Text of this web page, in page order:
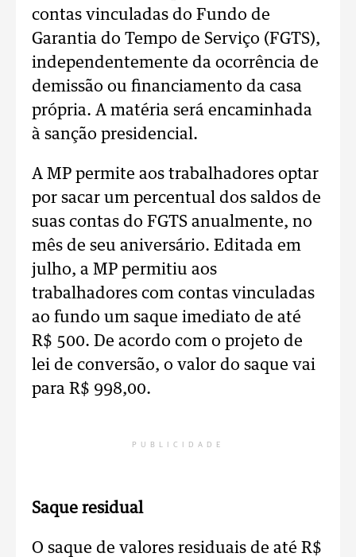
contas vinculadas do Fundo de
Garantia do Tempo de Serviço (FGTS),
independentemente da ocorrência de
demissão ou financiamento da casa
própria. A matéria será encaminhada
à sanção presidencial.
A MP permite aos trabalhadores optar
por sacar um percentual dos saldos de
suas contas do FGTS anualmente, no
mês de seu aniversário. Editada em
julho, a MP permitiu aos
trabalhadores com contas vinculadas
ao fundo um saque imediato de até
R$ 500. De acordo com o projeto de
lei de conversão, o valor do saque vai
para R$ 998,00.
PUBLICIDADE
Saque residual
O saque de valores residuais de até R$